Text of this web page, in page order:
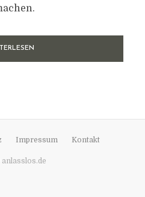
Impressum Kontakt